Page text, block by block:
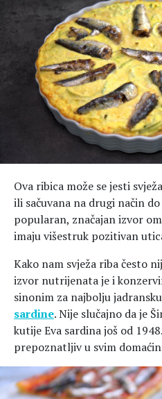
Ishrana
Zdravlje
Hedonizam
MAGAZIN
Njega nje
Njega njega
Šminka
Tehnologija
KALORIJE
Ova ribica može se jesti
ili sačuvana na drugi način
popularan, značajan izvor
imaju višestruk pozitivan
Kako nam svježa riba često
izvor nutrijenata je i
sinonim za najbolju
sardine. Nije slučajno da je
kutije Eva sardina još od
prepoznatljiv u svim